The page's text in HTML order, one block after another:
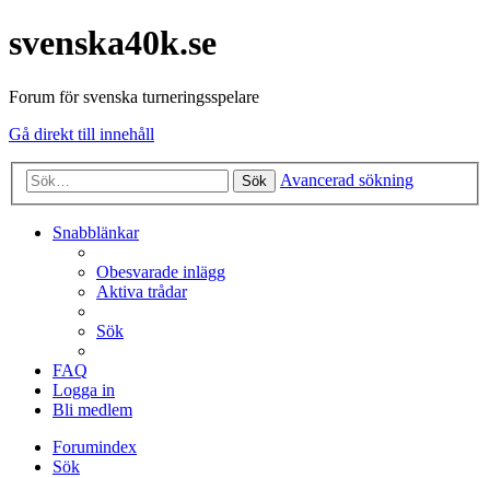
svenska40k.se
Forum för svenska turneringsspelare
Gå direkt till innehåll
Sök Avancerad sökning
Snabblänkar
Obesvarade inlägg
Aktiva trådar
Sök
FAQ
Logga in
Bli medlem
Forumindex
Sök